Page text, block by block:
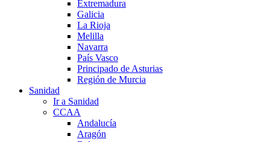
Extremadura
Galicia
La Rioja
Melilla
Navarra
País Vasco
Principado de Asturias
Región de Murcia
Sanidad
Ir a Sanidad
CCAA
Andalucía
Aragón